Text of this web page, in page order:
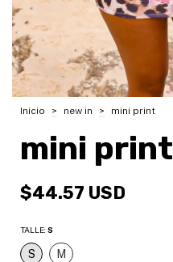
Inicio > new in > mini print
mini print
$44.57 USD
TALLE: S
S M